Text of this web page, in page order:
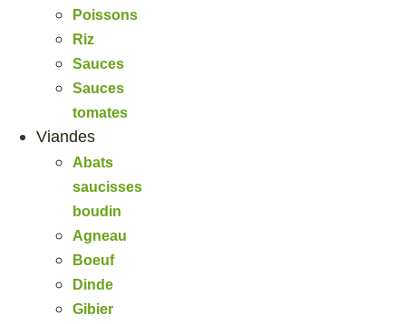
Poissons
Riz
Sauces
Sauces
tomates
Viandes
Abats
saucisses
boudin
Agneau
Boeuf
Dinde
Gibier